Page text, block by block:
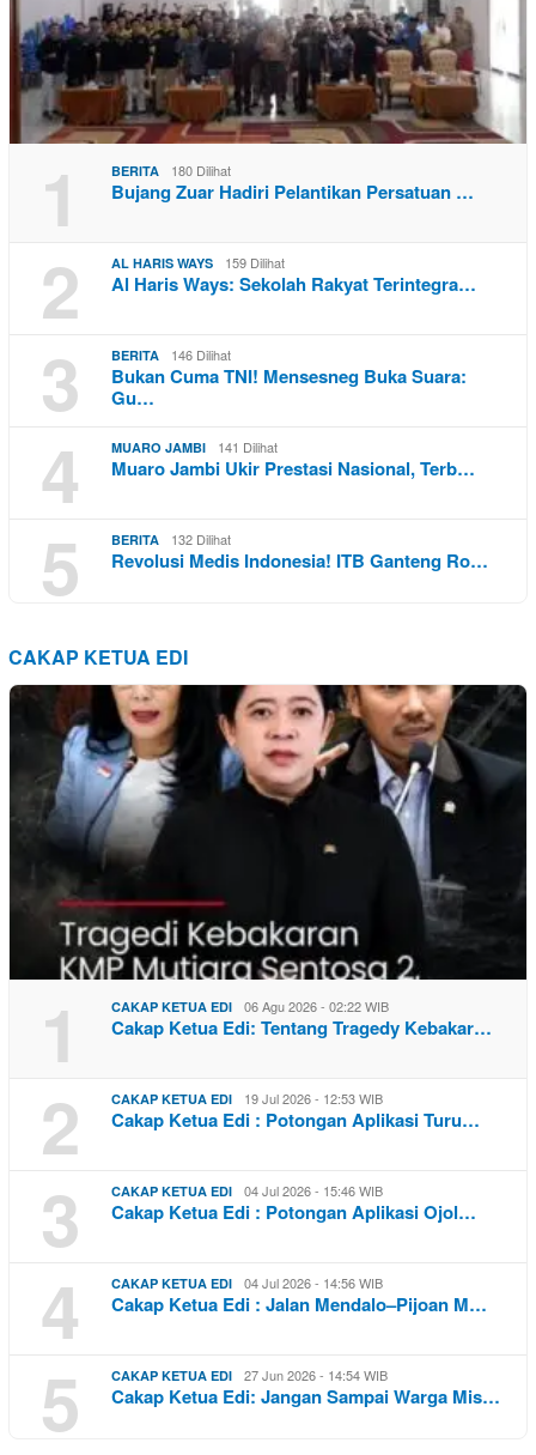
1 BERITA 180 Dilihat
Bujang Zuar Hadiri Pelantikan Persatuan …
2 AL HARIS WAYS 159 Dilihat
Al Haris Ways: Sekolah Rakyat Terintegra…
3 BERITA 146 Dilihat
Bukan Cuma TNI! Mensesneg Buka Suara:
Gu…
4 MUARO JAMBI 141 Dilihat
Muaro Jambi Ukir Prestasi Nasional, Terb…
5 BERITA 132 Dilihat
Revolusi Medis Indonesia! ITB Ganteng Ro…
CAKAP KETUA EDI
1 CAKAP KETUA EDI 06 Agu 2026 - 02:22 WIB
Cakap Ketua Edi: Tentang Tragedy Kebakar…
2 CAKAP KETUA EDI 19 Jul 2026 - 12:53 WIB
Cakap Ketua Edi : Potongan Aplikasi Turu…
3 CAKAP KETUA EDI 04 Jul 2026 - 15:46 WIB
Cakap Ketua Edi : Potongan Aplikasi Ojol…
4 CAKAP KETUA EDI 04 Jul 2026 - 14:56 WIB
Cakap Ketua Edi : Jalan Mendalo–Pijoan M…
5 CAKAP KETUA EDI 27 Jun 2026 - 14:54 WIB
Cakap Ketua Edi: Jangan Sampai Warga Mis…